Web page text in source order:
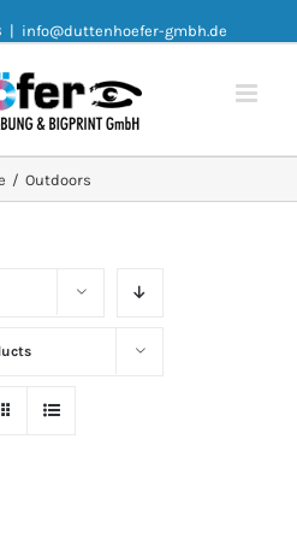
| info@duttenhoefer-gmbh.de
/ Outdoors